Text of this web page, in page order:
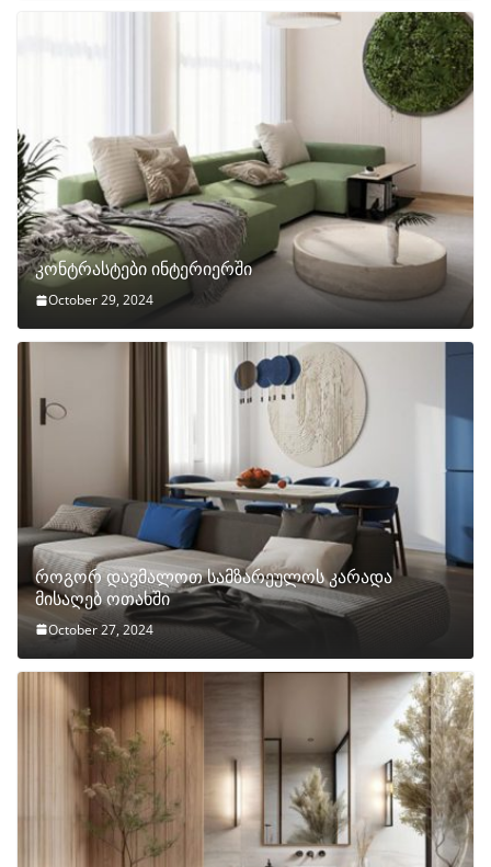
კონტრასტები ინტერიერში
October 29, 2024
როგორ დავმალოთ სამზარეულოს კარადა
მისაღებ ოთახში
October 27, 2024